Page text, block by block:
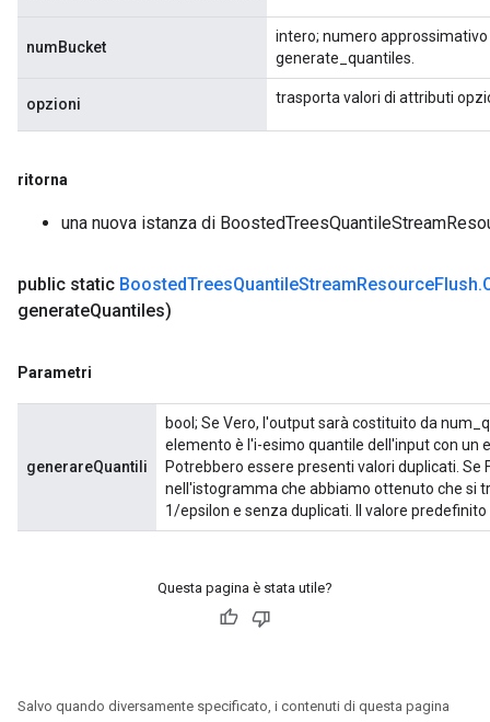
numBucket
intero; numero
generate_quantiles.
opzioni trasporta valori di attributi
ritorna
una nuova istanza di
public static BoostedTreesQuantileStreamResourceFlush.
generateQuantiles)
Parametri
generareQuantili
bool; Se Vero, l'output sarà costituito da
elemento è l'i-esimo quantile dell'input con un
Potrebbero essere presenti valori duplicati. Se
nell'istogramma che abbiamo ottenuto che si
1/epsilon e senza duplicati. Il valore predefinito
Questa pagina è stata utile?
Salvo quando diversamente specificato, i contenuti di questa pagina